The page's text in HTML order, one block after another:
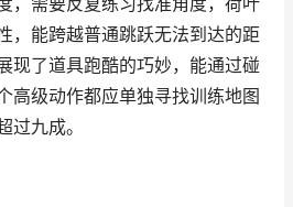
，能跨越普通跳跃无法到达的距
现了道具跑酷的巧妙，能通过碰
高级动作都应单独寻找训练地图
过九成。